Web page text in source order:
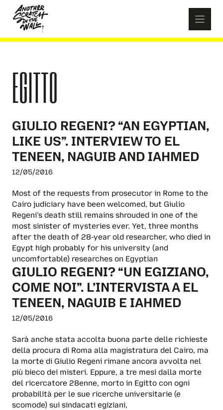
content
EGITTO
GIULIO REGENI? “AN EGYPTIAN,
LIKE US”. INTERVIEW TO EL
TENEEN, NAGUIB AND IAHMED
12/05/2016
Most of the requests from prosecutor in Rome to the
Cairo judiciary have been welcomed, but Giulio
Regeni’s death still remains shrouded in one of the
most sinister of mysteries ever. Yet, three months
after the death of 28-year old researcher, who died in
Egypt high probably for his university (and
uncomfortable) researches on Egyptian
GIULIO REGENI? “UN EGIZIANO,
COME NOI”. L’INTERVISTA A EL
TENEEN, NAGUIB E IAHMED
12/05/2016
Sarà anche stata accolta buona parte delle richieste
della procura di Roma alla magistratura del Cairo, ma
la morte di Giulio Regeni rimane ancora avvolta nel
più bieco dei misteri. Eppure, a tre mesi dalla morte
del ricercatore 28enne, morto in Egitto con ogni
probabilità per le sue ricerche universitarie (e
scomode) sui sindacati egiziani,